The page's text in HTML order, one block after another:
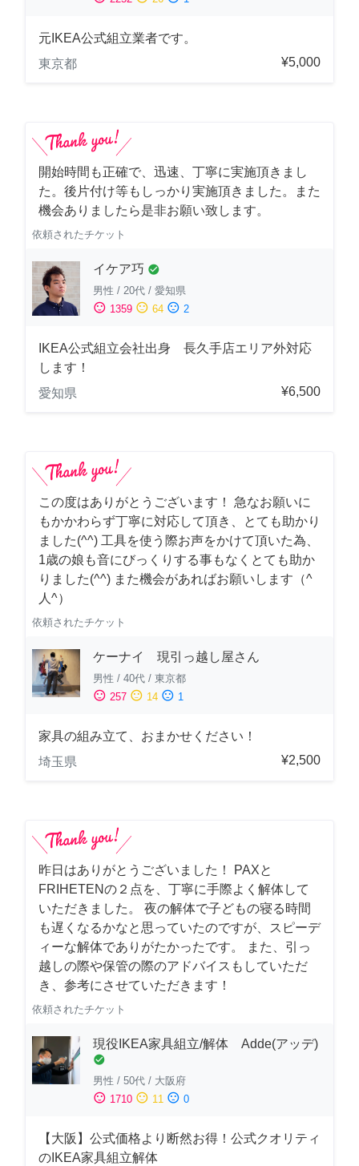
元IKEA公式組立業者です。
東京都
¥5,000
開始時間も正確で、迅速、丁寧に実施頂きまし
た。後片付け等もしっかり実施頂きました。また
機会ありましたら是非お願い致します。
依頼されたチケット
イケア巧 check_circle
男性 / 20代 / 愛知県
sentiment_satisfied 1359 sentiment_neutral 64 sentiment_dissatisfied 2
IKEA公式組立会社出身 長久手店エリア外対応
します！
愛知県
¥6,500
この度はありがとうございます！ 急なお願いに
もかかわらず丁寧に対応して頂き、とても助かり
ました(^^) 工具を使う際お声をかけて頂いた為、
1歳の娘も音にびっくりする事もなくとても助か
りました(^^) また機会があればお願いします（^
人^）
依頼されたチケット
ケーナイ 現引っ越し屋さん
男性 / 40代 / 東京都
sentiment_satisfied 257 sentiment_neutral 14 sentiment_dissatisfied 1
家具の組み立て、おまかせください！
埼玉県
¥2,500
昨日はありがとうございました！ PAXと
FRIHETENの２点を、丁寧に手際よく解体して
いただきました。 夜の解体で子どもの寝る時間
も遅くなるかなと思っていたのですが、スピーデ
ィーな解体でありがたかったです。 また、引っ
越しの際や保管の際のアドバイスもしていただ
き、参考にさせていただきます！
依頼されたチケット
現役IKEA家具組立/解体 Adde(アッデ)
check_circle
男性 / 50代 / 大阪府
sentiment_satisfied 1710 sentiment_neutral 11 sentiment_dissatisfied 0
【大阪】公式価格より断然お得！公式クオリティ
のIKEA家具組立解体